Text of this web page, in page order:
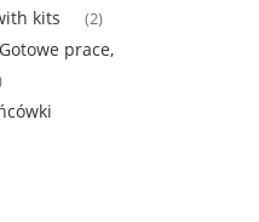
kits (2)
prace,